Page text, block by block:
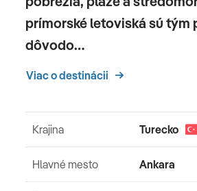
prímorské letoviská sú tým
dôvodo…
Viac o destinácii
Krajina Turecko
Hlavné mesto Ankara